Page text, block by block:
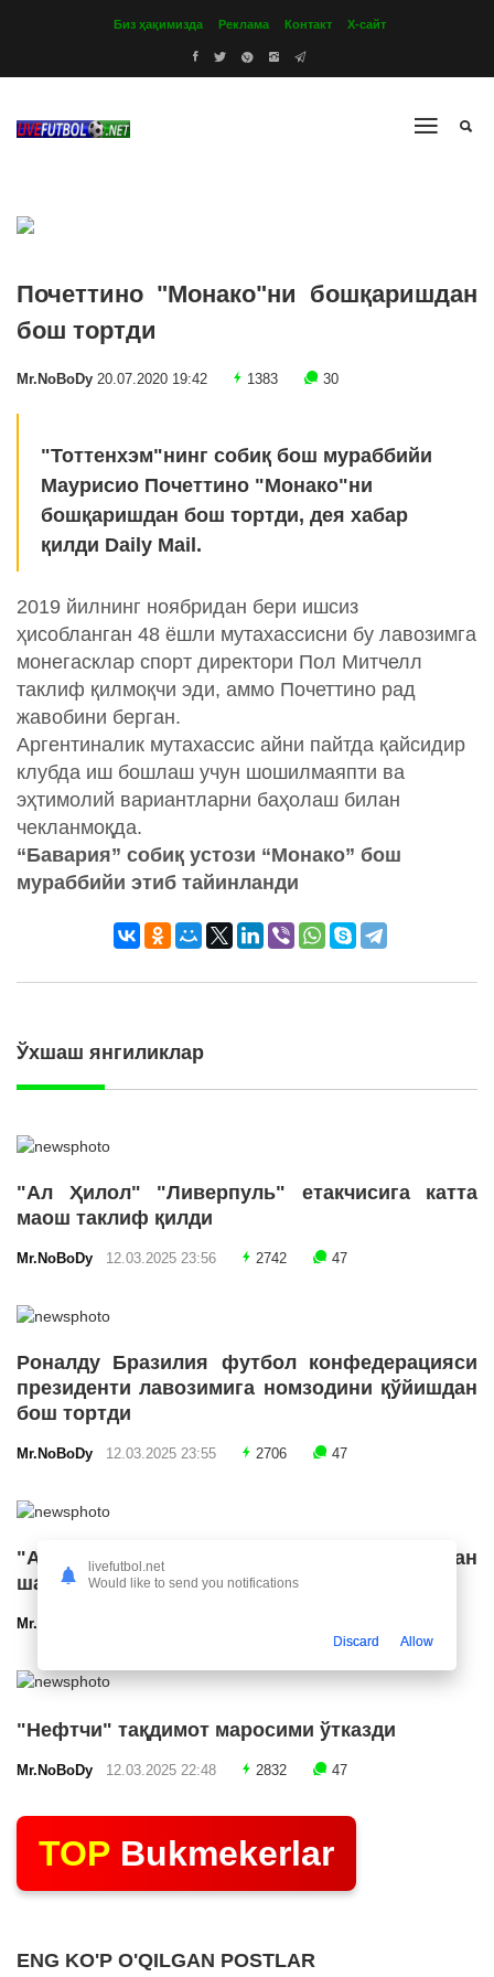
Биз ҳақимизда Реклама Контакт Х-сайт
Почеттино "Монако"ни бошқаришдан
бош тортди
Mr.NoBoDy 20.07.2020 19:42 1383 30
"Тоттенхэм"нинг собиқ бош мураббийи
Маурисио Почеттино "Монако"ни
бошқаришдан бош тортди, дея хабар
қилди Daily Mail.
2019 йилнинг ноябридан бери ишсиз
ҳисобланган 48 ёшли мутахассисни бу лавозимга
монегасклар спорт директори Пол Митчелл
таклиф қилмоқчи эди, аммо Почеттино рад
жавобини берган.
Аргентиналик мутахассис айни пайтда қайсидир
клубда иш бошлаш учун шошилмаяпти ва
эҳтимолий вариантларни баҳолаш билан
чекланмоқда.
“Бавария” собиқ устози “Монако” бош
мураббийи этиб тайинланди
Ўхшаш янгиликлар
"Ал Ҳилол" "Ливерпуль" етакчисига катта
маош таклиф қилди
Mr.NoBoDy 12.03.2025 23:56 2742 47
Роналду Бразилия футбол конфедерацияси
президенти лавозимига номзодини қўйишдан
бош тортди
Mr.NoBoDy 12.03.2025 23:55 2706 47
"Арсенал" икки ярим ҳимоячи билан
шартнома имзолашга яқин
Mr.NoBoDy
"Нефтчи" тақдимот маросими ўтказди
Mr.NoBoDy 12.03.2025 22:48 2832 47
TOP Bukmekerlar
ENG KO'P O'QILGAN POSTLAR
livefutbol.net
Would like to send you notifications
Discard Allow